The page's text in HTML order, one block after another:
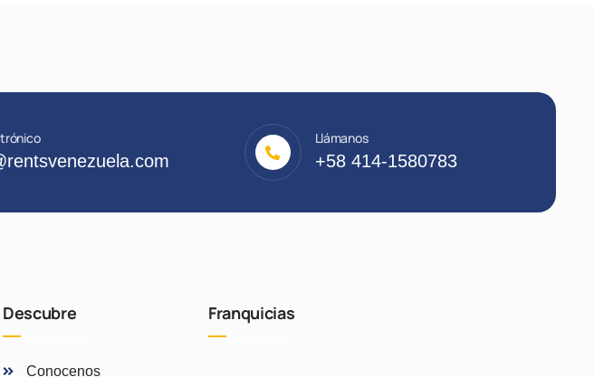
Llámanos
+58 414-1580783
Descubre
Conocenos
Franquicias